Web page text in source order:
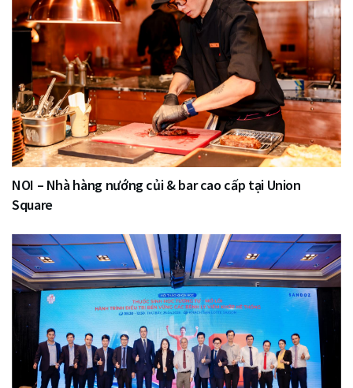
NOI – Nhà hàng nướng củi & bar cao cấp tại Union
Square